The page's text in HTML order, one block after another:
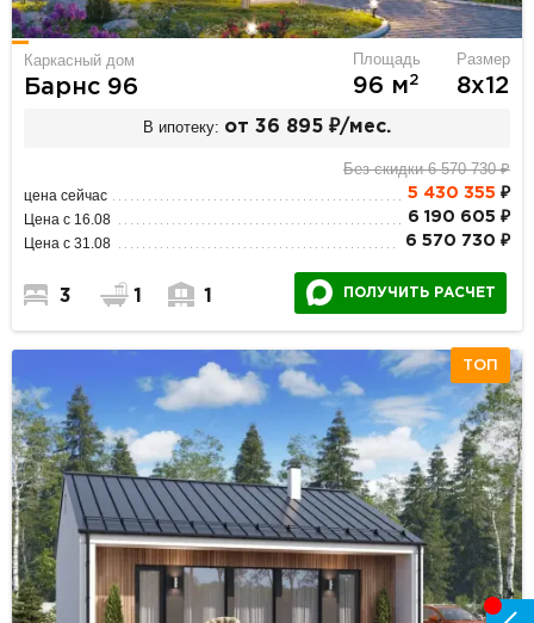
Каркасный дом
Барнс 96
Площадь
96 м2
Размер
8х12
В ипотеку: от 36 895 ₽/мес.
Без скидки 6 570 730 ₽
цена сейчас 5 430 355 ₽
Цена с 16.08 6 190 605 ₽
Цена с 31.08 6 570 730 ₽
3 1 1 ПОЛУЧИТЬ РАСЧЕТ
ТОП